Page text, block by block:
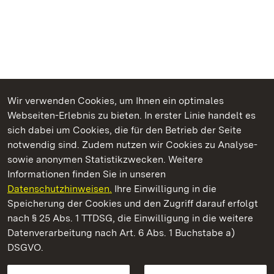
Wir verwenden Cookies, um Ihnen ein optimales
Webseiten-Erlebnis zu bieten. In erster Linie handelt es
sich dabei um Cookies, die für den Betrieb der Seite
notwendig sind. Zudem nutzen wir Cookies zu Analyse-
sowie anonymen Statistikzwecken. Weitere
Informationen finden Sie in unseren
Datenschutzhinweisen. Ihre Einwilligung in die
Speicherung der Cookies und den Zugriff darauf erfolgt
nach § 25 Abs. 1 TTDSG, die Einwilligung in die weitere
Datenverarbeitung nach Art. 6 Abs. 1 Buchstabe a)
DSGVO.
Kommen. Staunen. Genießen.
Schloss und Schlossgarten Weikersheim
Staatliche Schlösser und Gärten Baden-Württemberg
Kontakt
GebärdenspracheLeichte Sprache